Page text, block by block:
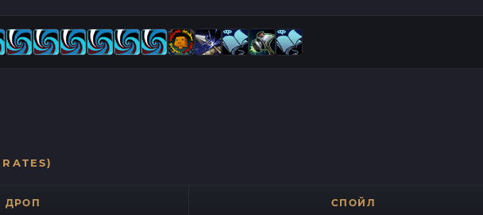
ДРОП СПОЙЛ